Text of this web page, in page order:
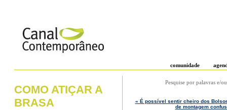
comunidade
COMO ATIÇAR A
BRASA
Pesquise por palavras e/
« É possível sentir cheiro dos
de montagem